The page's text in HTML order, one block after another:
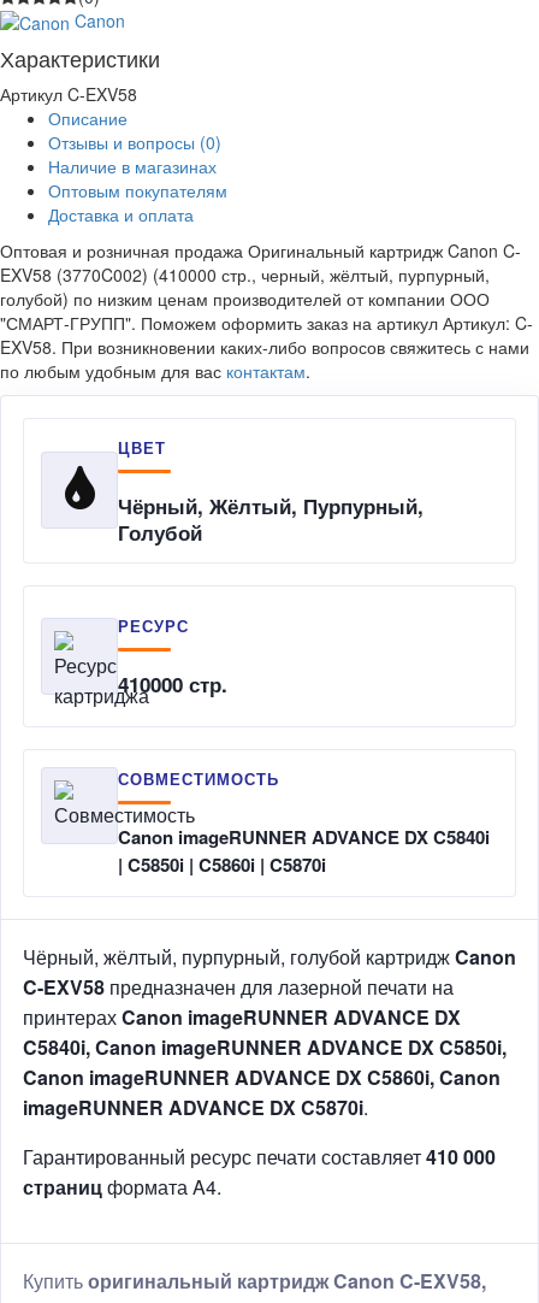
Canon
Характеристики
Артикул C-EXV58
Описание
Отзывы и вопросы (0)
Наличие в магазинах
Оптовым покупателям
Доставка и оплата
Оптовая и розничная продажа Оригинальный картридж Canon C-
EXV58 (3770C002) (410000 стр., черный, жёлтый, пурпурный,
голубой) по низким ценам производителей от компании ООО
"СМАРТ-ГРУПП". Поможем оформить заказ на артикул Артикул: C-
EXV58. При возникновении каких-либо вопросов свяжитесь с нами
по любым удобным для вас контактам.
ЦВЕТ
Чёрный, Жёлтый, Пурпурный,
Голубой
РЕСУРС
410000 стр.
СОВМЕСТИМОСТЬ
Canon imageRUNNER ADVANCE DX C5840i
| C5850i | C5860i | C5870i
Чёрный, жёлтый, пурпурный, голубой картриджCanon
C-EXV58 предназначен для лазерной печати на
принтерахCanon imageRUNNER ADVANCE DX
C5840i, Canon imageRUNNER ADVANCE DX C5850i,
Canon imageRUNNER ADVANCE DX C5860i, Canon
imageRUNNER ADVANCE DX C5870i.
Гарантированный ресурс печати составляет410 000
страницформата A4.
Купитьоригинальный картридж Canon C-EXV58,